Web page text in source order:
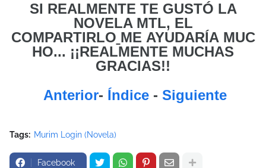
SI REALMENTE TE GUSTÓ LA
NOVELA MTL, EL
COMPARTIRLO ME AYUDARÍA MUC
HO... ¡¡REALMENTE MUCHAS
GRACIAS!!
Anterior- Índice - Siguiente
Tags: Murim Login (Novela)
Facebook